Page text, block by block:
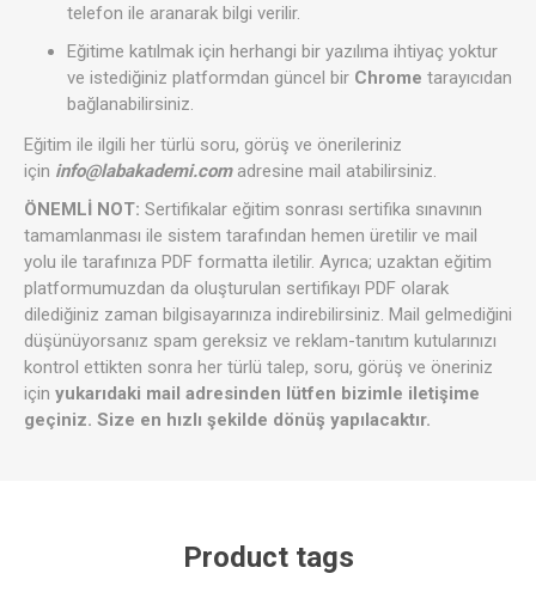
telefon ile aranarak bilgi verilir.
Eğitime katılmak için herhangi bir yazılıma ihtiyaç yoktur
ve istediğiniz platformdan güncel bir Chrome tarayıcıdan
bağlanabilirsiniz.
Eğitim ile ilgili her türlü soru, görüş ve önerileriniz
için info@labakademi.comadresine mail atabilirsiniz.
ÖNEMLİ NOT: Sertifikalar eğitim sonrası sertifika sınavının
tamamlanması ile sistem tarafından hemen üretilir ve mail
yolu ile tarafınıza PDF formatta iletilir. Ayrıca; uzaktan eğitim
platformumuzdan da oluşturulan sertifikayı PDF olarak
dilediğiniz zaman bilgisayarınıza indirebilirsiniz. Mail gelmediğini
düşünüyorsanız spam gereksiz ve reklam-tanıtım kutularınızı
kontrol ettikten sonra her türlü talep, soru, görüş ve öneriniz
için yukarıdaki mail adresinden lütfen bizimle iletişime
geçiniz. Size en hızlı şekilde dönüş yapılacaktır.
Product tags